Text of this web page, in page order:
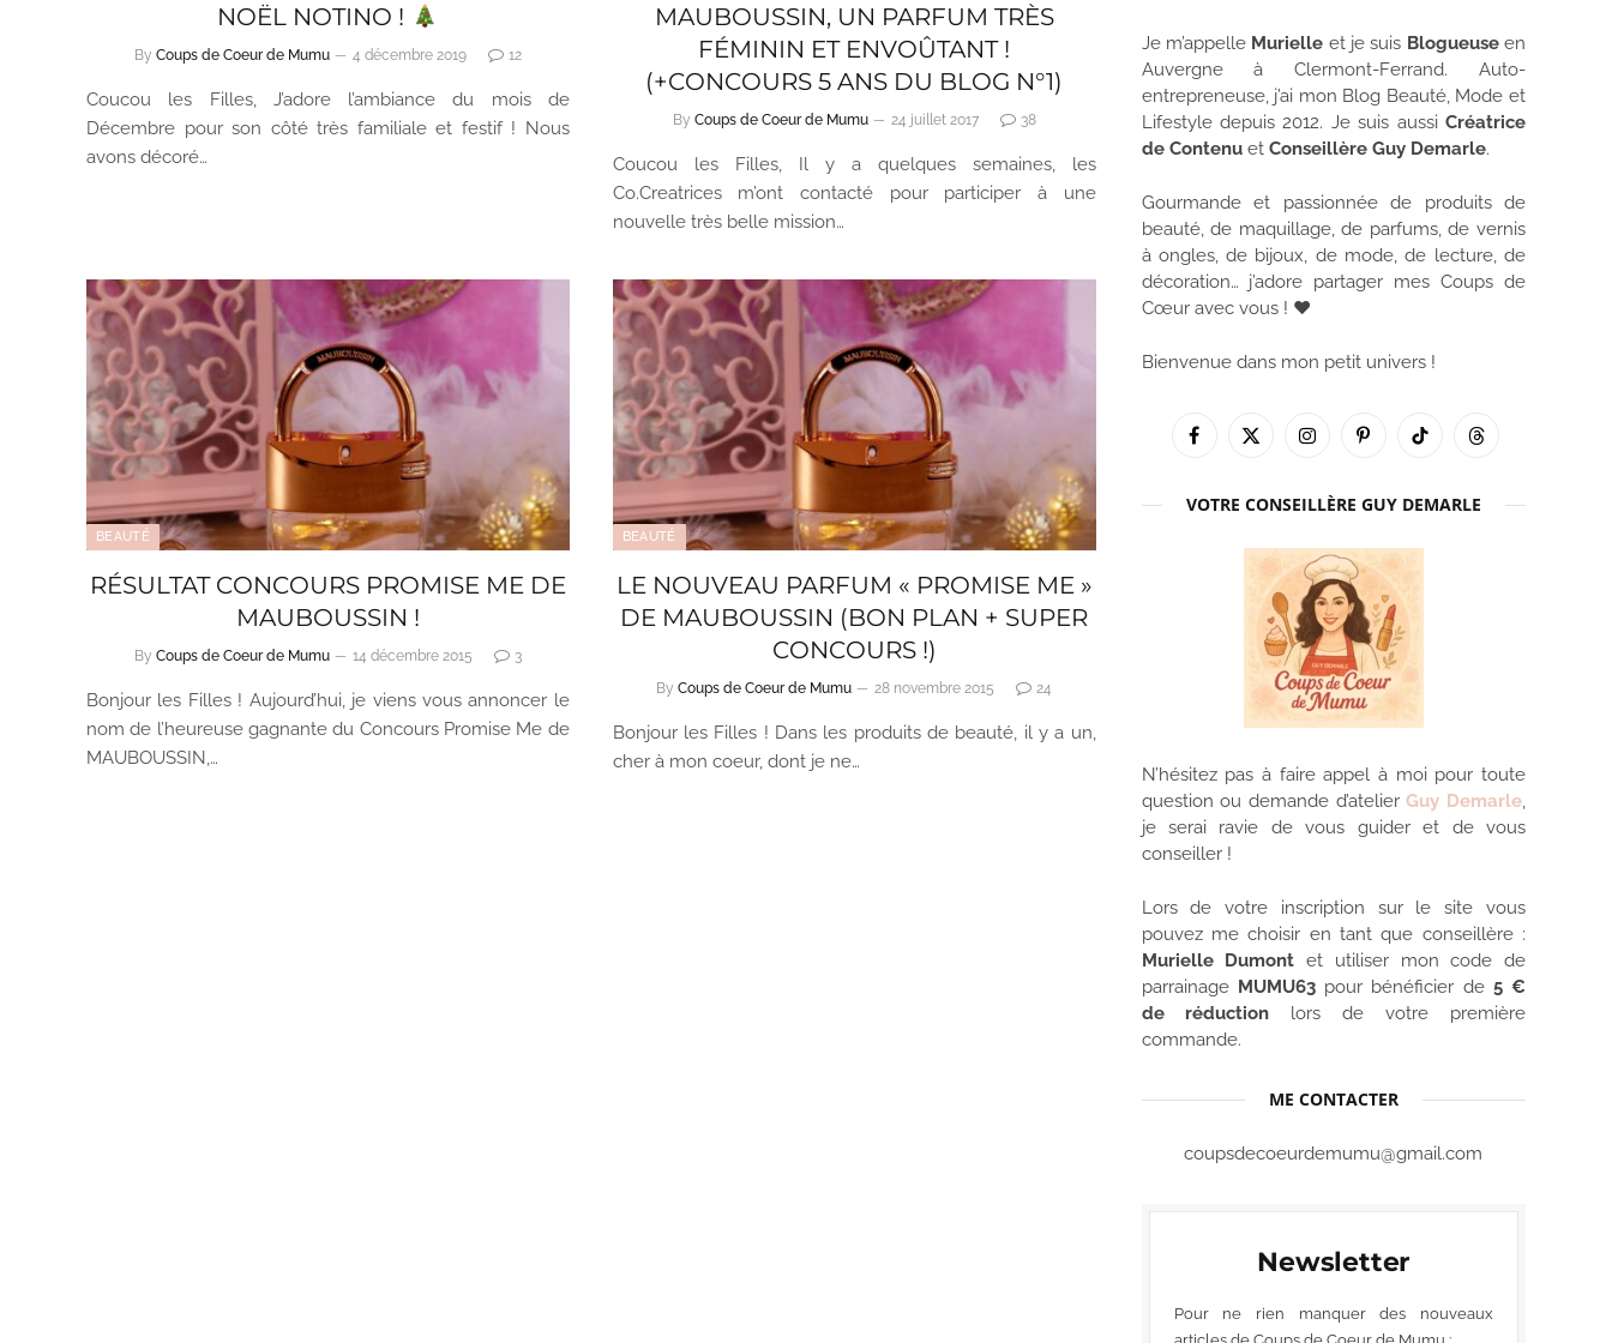
NOËL NOTINO !
By Coups de Coeur de Mumu 4 décembre 2019 12
Coucou les Filles, J’adore l’ambiance du mois de
Décembre pour son côté très familiale et festif ! Nous
avons décoré…
MAUBOUSSIN, UN PARFUM TRÈS
FÉMININ ET ENVOÛTANT !
(+CONCOURS 5 ANS DU BLOG N°1)
By Coups de Coeur de Mumu 24 juillet 2017 38
Coucou les Filles, Il y a quelques semaines, les
Co.Creatrices m’ont contacté pour participer à une
nouvelle très belle mission…
BEAUTÉ
RÉSULTAT CONCOURS PROMISE ME DE
MAUBOUSSIN !
By Coups de Coeur de Mumu 14 décembre 2015 3
Bonjour les Filles ! Aujourd’hui, je viens vous annoncer le
nom de l’heureuse gagnante du Concours Promise Me de
MAUBOUSSIN,…
BEAUTÉ
LE NOUVEAU PARFUM « PROMISE ME »
DE MAUBOUSSIN (BON PLAN + SUPER
CONCOURS !)
By Coups de Coeur de Mumu 28 novembre 2015 24
Bonjour les Filles ! Dans les produits de beauté, il y a un,
cher à mon coeur, dont je ne…
Je m’appelle Murielle et je suis Blogueuseen
Auvergne à Clermont-Ferrand. Auto-
entrepreneuse, j’ai mon Blog Beauté, Mode et
Lifestyle depuis 2012. Je suis aussi Créatrice
de Contenuet Conseillère Guy Demarle.
Gourmande et passionnée de produits de
beauté, de maquillage, de parfums, de vernis
à ongles, de bijoux, de mode, de lecture, de
décoration… j’adore partager mes Coups de
Cœur avec vous ! ♥
Bienvenue dans mon petit univers !
Facebook
X
InstagramPinterestTikTok Threads
VOTRE CONSEILLÈRE GUY DEMARLE
N’hésitez pas à faire appel à moi pour toute
question ou demande d’atelierGuy Demarle,
je serai ravie de vous guider et de vous
conseiller !
Lors de votre inscription sur le site vous
pouvez me choisir en tant que conseillère :
Murielle Dumont et utiliser mon code de
parrainage MUMU63pour bénéficier de 5 €
de réduction lors de votre première
commande.
ME CONTACTER
coupsdecoeurdemumu@gmail.com
Newsletter
Pour ne rien manquer des nouveaux